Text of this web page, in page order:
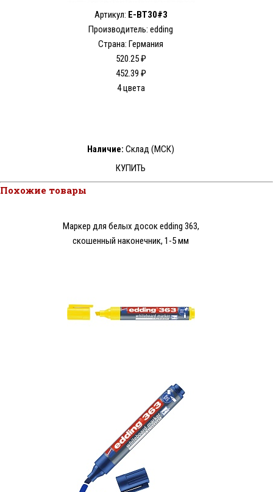
Артикул: E-BT30#3
Производитель: edding
Страна: Германия
520.25 ₽
452.39 ₽
4 цвета
Наличие: Склад (МСК)
КУПИТЬ
Похожие товары
Маркер для белых досок edding 363,
скошенный наконечник, 1-5 мм